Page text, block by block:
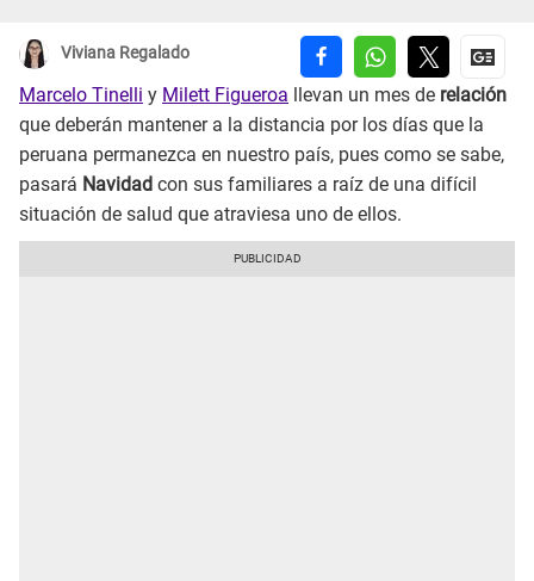
Viviana Regalado
Marcelo Tinelli y Milett Figueroa llevan un mes de relación
que deberán mantener a la distancia por los días que la
peruana permanezca en nuestro país, pues como se sabe,
pasará Navidad con sus familiares a raíz de una difícil
situación de salud que atraviesa uno de ellos.